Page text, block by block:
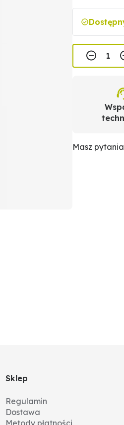
Masz
Sklep
Regulamin
Dostawa
Metody płatności